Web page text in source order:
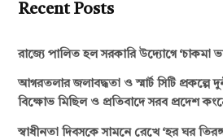
Recent Posts
রাজ্যে পালিত হল সরকারি উদ্যোগে ‘চাকমা
আগরতলার জলাবদ্ধতা ও স্মার্ট সিটি প্রকল্পে
বিক্ষোভ মিছিল ও প্রতিবাদে সরব প্রদেশ
স্বাধীনতা দিবসকে সামনে রেখে ‘হর ঘর